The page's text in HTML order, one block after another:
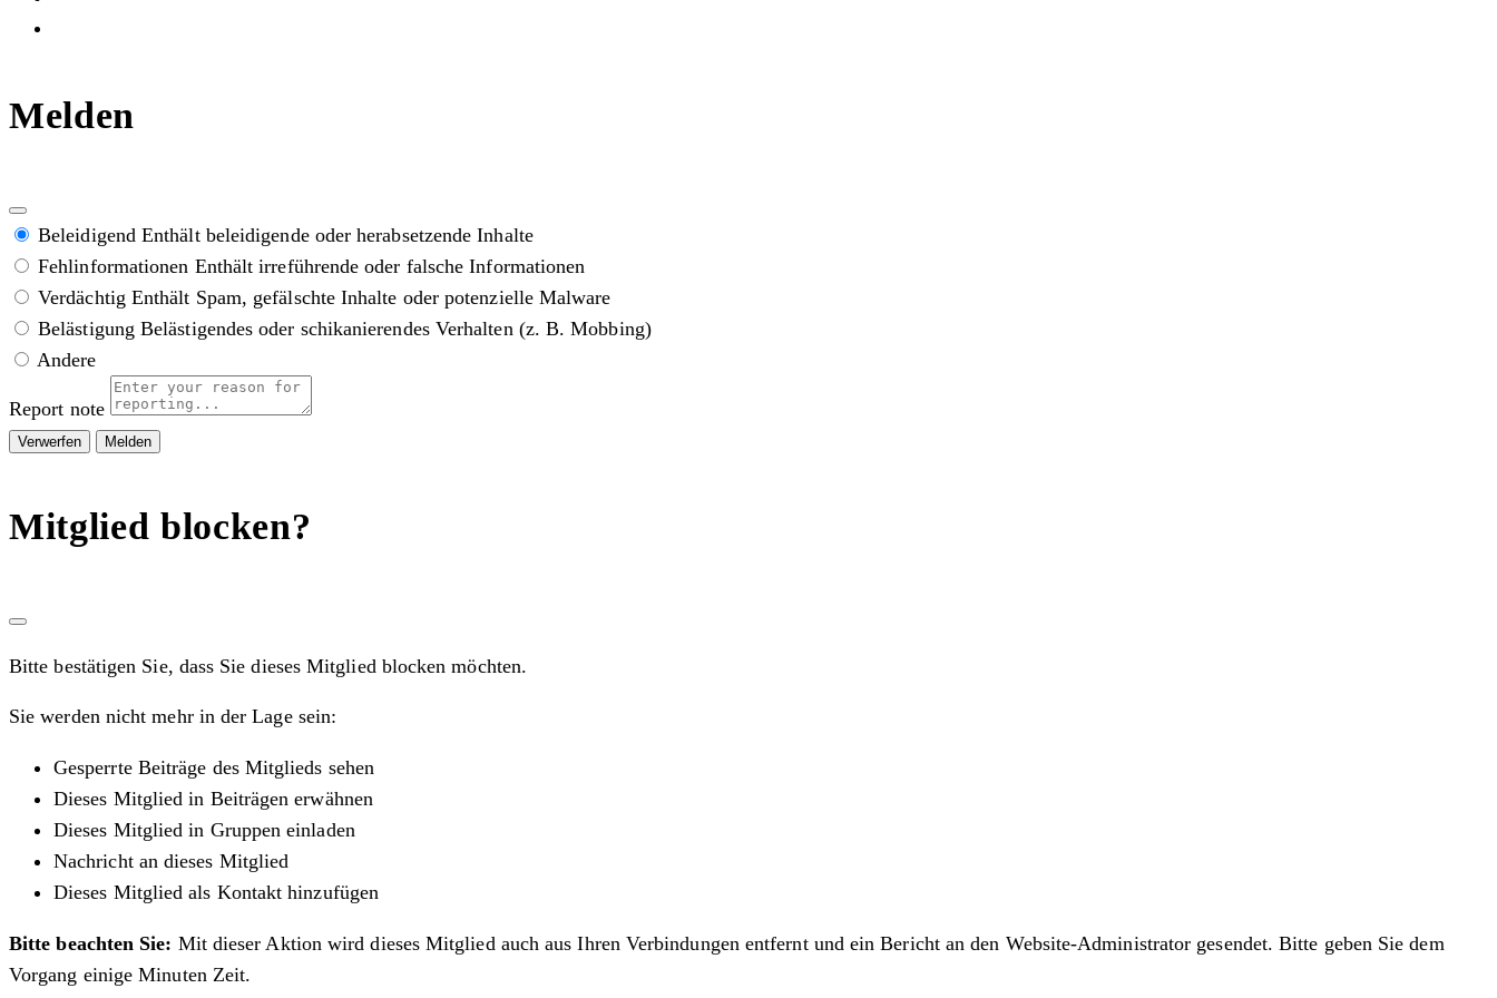
Melden
Beleidigend Enthält beleidigende oder herabsetzende Inhalte
Fehlinformationen Enthält irreführende oder falsche Informationen
Verdächtig Enthält Spam, gefälschte Inhalte oder potenzielle Malware
Belästigung Belästigendes oder schikanierendes Verhalten (z. B. Mobbing)
Andere
Report note
Melden
Mitglied blocken?
Bitte bestätigen Sie, dass Sie dieses Mitglied blocken möchten.
Sie werden nicht mehr in der Lage sein:
Gesperrte Beiträge des Mitglieds sehen
Dieses Mitglied in Beiträgen erwähnen
Dieses Mitglied in Gruppen einladen
Nachricht an dieses Mitglied
Dieses Mitglied als Kontakt hinzufügen
Bitte beachten Sie: Mit dieser Aktion wird dieses Mitglied auch aus Ihren Verbindungen entfernt und ein Bericht an den Website-Administrator gesendet. Bitte geben Sie dem
Vorgang einige Minuten Zeit.